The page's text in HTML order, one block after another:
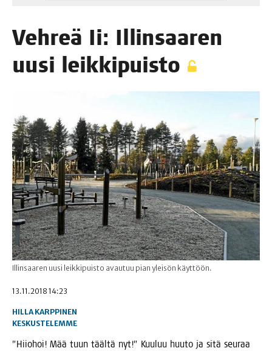
Veh­reä Ii: Illin­saa­ren
uusi leikkipuisto
Illinsaaren uusi leikkipuisto avautuu pian yleisön käyttöön.
13.11.2018 14:23
HILLA KARPPINEN
KESKUSTELEMME
”Hii­ohoi! Mää tuun tääl­tä nyt!” Kuu­luu huu­to ja sitä seu­raa